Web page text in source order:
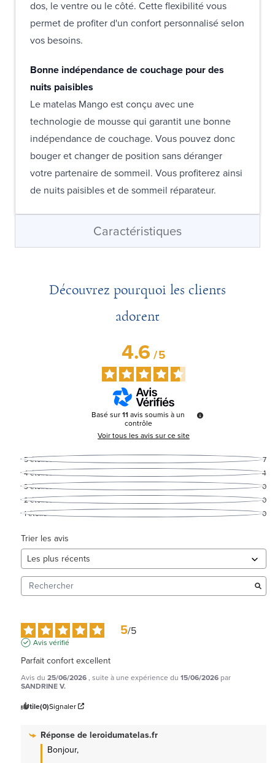
dos, le ventre ou le côté. Cette flexibilité vous
permet de profiter d'un confort personnalisé selon
vos besoins.
Bonne indépendance de couchage pour des
nuits paisibles
Le matelas Mango est conçu avec une
technologie de mousse qui garantit une bonne
indépendance de couchage. Vous pouvez donc
bouger et changer de position sans déranger
votre partenaire de sommeil. Vous profiterez ainsi
de nuits paisibles et de sommeil réparateur.
Caractéristiques
Découvrez pourquoi les clients
adorent
4.6/5
Basé sur11avis soumis à un
contrôle
Voir tous les avis sur ce site
5étoiles
7
4étoiles
4
3étoiles
0
2étoiles
0
1étoile 0
Trier les avis
5/5
Avis vérifié
Parfait confort excellent
Avis du 25/06/2026, suite à une expérience du 15/06/2026 par
SANDRINE V.
Utile(0)Signaler
Réponse deleroidumatelas.fr
Bonjour,